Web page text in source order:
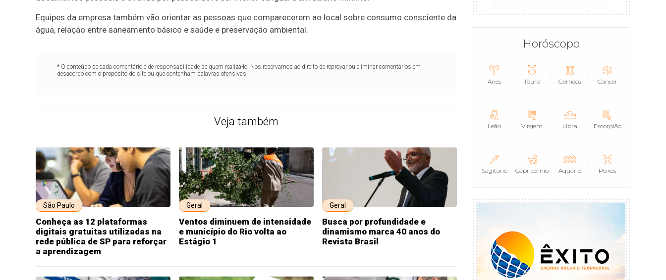
Equipes da empresa também vão orientar as pessoas que comparecerem ao local sobre consumo consciente da
água, relação entre saneamento básico e saúde e preservação ambiental.
* O conteúdo de cada comentário é de responsabilidade de quem realizá-lo. Nos reservamos ao direito de reprovar ou eliminar comentários em
desacordo com o propósito do site ou que contenham palavras ofensivas.
Veja também
São Paulo
Conheça as 12 plataformas
digitais gratuitas utilizadas na
rede pública de SP para reforçar
a aprendizagem
Geral
Ventos diminuem de intensidade
e município do Rio volta ao
Estágio 1
Geral
Busca por profundidade e
dinamismo marca 40 anos do
Revista Brasil
Horóscopo
Áries Touro Gêmeos Câncer
Leão Virgem Libra Escorpião
Sagitário Capricórnio Aquário Peixes